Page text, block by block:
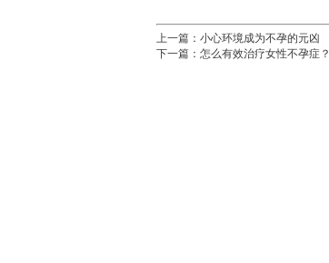
上一篇： 小心环境成为不孕的元凶
下一篇： 怎么有效治疗女性不孕症？